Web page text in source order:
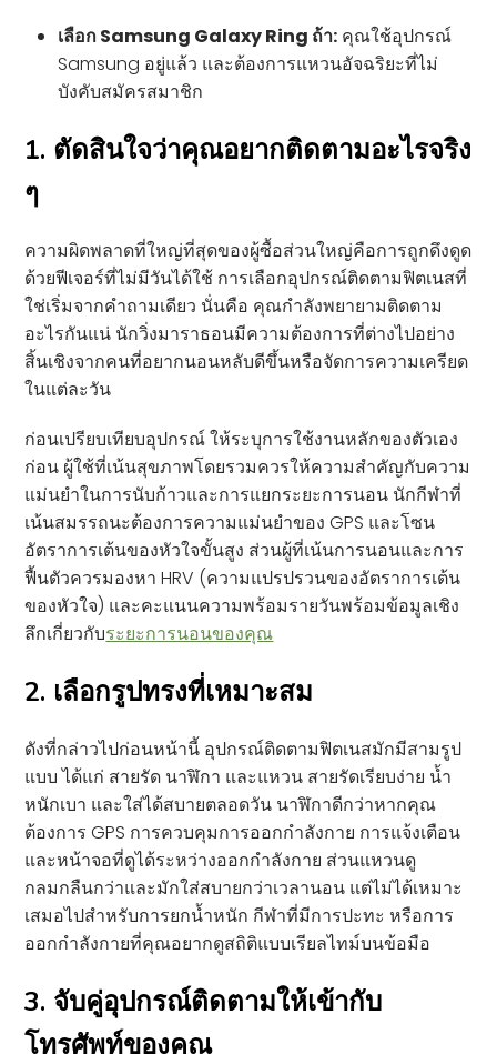
เลือก Samsung Galaxy Ring ถ้า: คุณใช้อุปกรณ์
Samsung อยู่แล้ว และต้องการแหวนอัจฉริยะที่ไม่
บังคับสมัครสมาชิก
1. ตัดสินใจว่าคุณอยากติดตามอะไรจริง
ๆ
ความผิดพลาดที่ใหญ่ที่สุดของผู้ซื้อส่วนใหญ่คือการถูกดึงดูด
ด้วยฟีเจอร์ที่ไม่มีวันได้ใช้ การเลือกอุปกรณ์ติดตามฟิตเนสที่
ใช่เริ่มจากคำถามเดียว นั่นคือ คุณกำลังพยายามติดตาม
อะไรกันแน่ นักวิ่งมาราธอนมีความต้องการที่ต่างไปอย่าง
สิ้นเชิงจากคนที่อยากนอนหลับดีขึ้นหรือจัดการความเครียด
ในแต่ละวัน
ก่อนเปรียบเทียบอุปกรณ์ ให้ระบุการใช้งานหลักของตัวเอง
ก่อน ผู้ใช้ที่เน้นสุขภาพโดยรวมควรให้ความสำคัญกับความ
แม่นยำในการนับก้าวและการแยกระยะการนอน นักกีฬาที่
เน้นสมรรถนะต้องการความแม่นยำของ GPS และโซน
อัตราการเต้นของหัวใจขั้นสูง ส่วนผู้ที่เน้นการนอนและการ
ฟื้นตัวควรมองหา HRV (ความแปรปรวนของอัตราการเต้น
ของหัวใจ) และคะแนนความพร้อมรายวันพร้อมข้อมูลเชิง
ลึกเกี่ยวกับระยะการนอนของคุณ
2. เลือกรูปทรงที่เหมาะสม
ดังที่กล่าวไปก่อนหน้านี้ อุปกรณ์ติดตามฟิตเนสมักมีสามรูป
แบบ ได้แก่ สายรัด นาฬิกา และแหวน สายรัดเรียบง่าย น้ำ
หนักเบา และใส่ได้สบายตลอดวัน นาฬิกาดีกว่าหากคุณ
ต้องการ GPS การควบคุมการออกกำลังกาย การแจ้งเตือน
และหน้าจอที่ดูได้ระหว่างออกกำลังกาย ส่วนแหวนดู
กลมกลืนกว่าและมักใส่สบายกว่าเวลานอน แต่ไม่ได้เหมาะ
เสมอไปสำหรับการยกน้ำหนัก กีฬาที่มีการปะทะ หรือการ
ออกกำลังกายที่คุณอยากดูสถิติแบบเรียลไทม์บนข้อมือ
3. จับคู่อุปกรณ์ติดตามให้เข้ากับ
โทรศัพท์ของคุณ